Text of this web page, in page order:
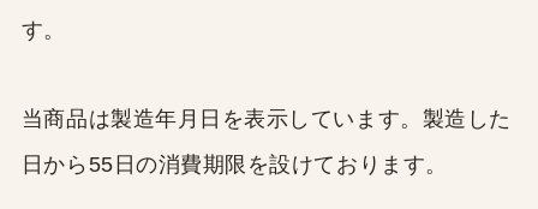
す。
当商品は製造年月日を表示しています。製造した
日から55日の消費期限を設けております。